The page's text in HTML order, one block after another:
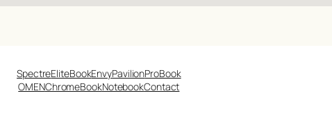
SpectreEliteBookEnvyPavilionProBook
OMENChromeBookNotebookContact